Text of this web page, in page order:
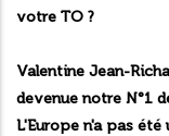
votre TO ?
Valentine Jean-
devenue notre N°1
L'Europe n'a pas